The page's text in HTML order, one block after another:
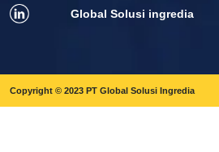
Global Solusi ingredia
Copyright © 2023 PT Global Solusi Ingredia